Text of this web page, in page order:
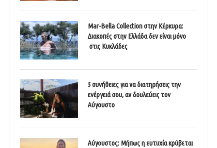
Mar-Bella Collection στην Κέρκυρα:
Διακοπές στην Ελλάδα δεν είναι μόνο
στις Κυκλάδες
5 συνήθειες για να διατηρήσεις την
ενέργειά σου, αν δουλεύεις τον
Αύγουστο
Αύγουστος: Μήπως η ευτυχία κρύβεται